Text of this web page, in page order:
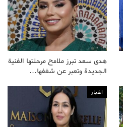
هدى سعد تبرز ملامح مرحلتها الفنية
الجديدة وتعبر عن شغفها…
اخبار